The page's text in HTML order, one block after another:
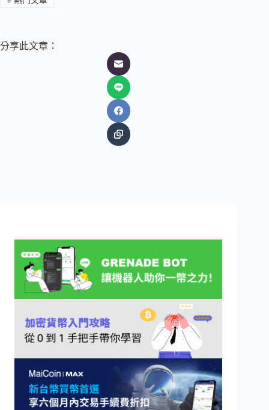
分享此文章：